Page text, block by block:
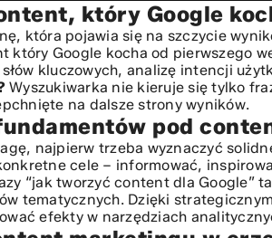
Google kocha od pierwszego
pod content, który Google
w erze algorytmów: Jak
w content, który Google
wokół marki a zaufanie
i adaptacja contentu:
który Google
która pojawia się na szczycie
który Google kocha od pierwszego
kluczowych, analizę intencji
Wyszukiwarka nie kieruje się tylko
na dalsze strony wyników.
pod
najpierw trzeba wyznaczyć
cele – informować,
“jak tworzyć content dla Google”
tematycznych. Dzięki
efekty w narzędziach